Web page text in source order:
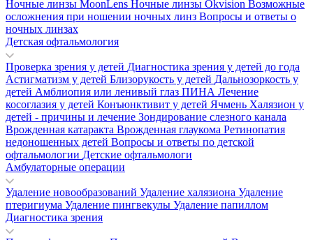
Ночные линзы MoonLens Ночные линзы Okvision Возможные
осложнения при ношении ночных линз Вопросы и ответы о
ночных линзах
Детская офтальмология
Проверка зрения у детей Диагностика зрения у детей до года
Астигматизм у детей Близорукость у детей Дальнозоркость у
детей Амблиопия или ленивый глаз ПИНА Лечение
косоглазия у детей Конъюнктивит у детей Ячмень Халязион у
детей - причины и лечение Зондирование слезного канала
Врожденная катаракта Врожденная глаукома Ретинопатия
недоношенных детей Вопросы и ответы по детской
офтальмологии Детские офтальмологи
Амбулаторные операции
Удаление новообразований Удаление халязиона Удаление
птеригиума Удаление пингвекулы Удаление папиллом
Диагностика зрения